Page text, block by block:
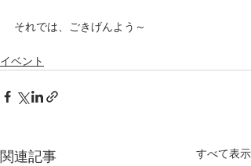
それでは、ごきげんよう～
イベント
関連記事 すべて表示